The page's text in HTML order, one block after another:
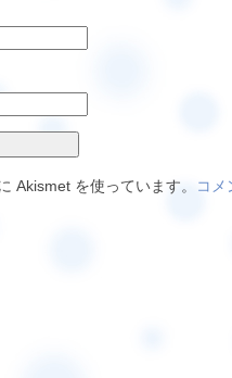
Akismet を使っています。
コメ